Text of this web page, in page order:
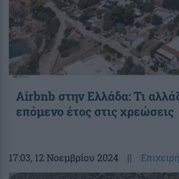
Airbnb στην Ελλάδα: Τι
επόμενο έτος στις χρεώσεις
17:03, 12 Νοεμβρίου 2024 ||